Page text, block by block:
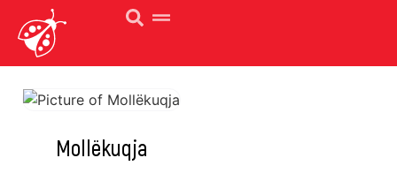
Mollëkuqja